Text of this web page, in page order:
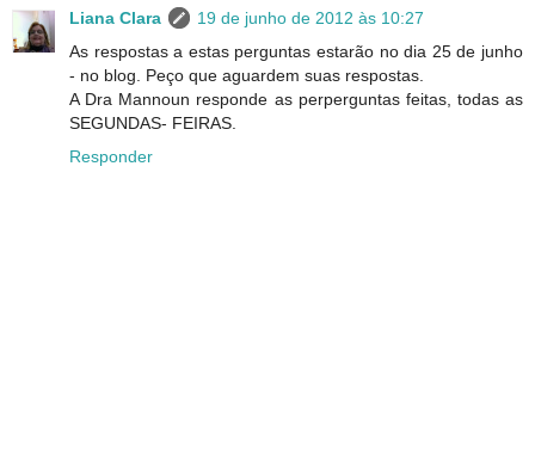
Liana Clara
19 de junho de 2012 às 10:27
As respostas a estas perguntas estarão no dia 25 de junho
- no blog. Peço que aguardem suas respostas.
A Dra Mannoun responde as perperguntas feitas, todas as
SEGUNDAS- FEIRAS.
Responder